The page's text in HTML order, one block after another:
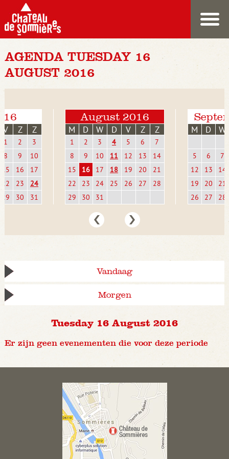
AGENDA TUESDAY 16
AUGUST 2016
V Z Z
1 2
3
8
9
10
15
16
17
22
23
24
29
30 31
August 2016
M D W D V Z Z
1 2 3 4 5 6
7
8
9 10 11 12 13
14
15
16 17 18 19 20
21
22
23 24 25 26 27
28
29
30 31
M D W
5 6
7
12
13
14
19
20
21
26
27 28
Vandaag
Morgen
Tuesday 16 August 2016
Er zijn geen evenementen die voor deze periode